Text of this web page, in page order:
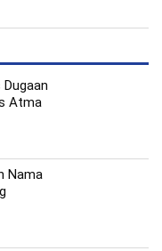
Atma
Nama